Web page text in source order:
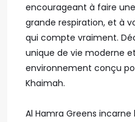
encourageant à faire
grande respiration, et à
qui compte vraiment.
unique de vie moderne
environnement conçu
Khaimah.
Al Hamra Greens